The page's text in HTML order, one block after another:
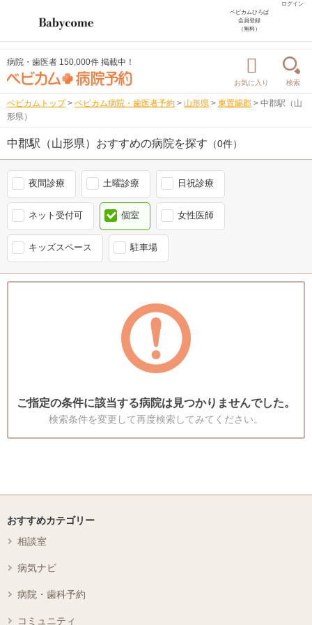
ログイン
ベビカムひろば
会員登録
（無料）
病院・歯医者 150,000件 掲載中！
お気に入り 検索
ベビカムトップ > ベビカム病院・歯医者予約 > 山形県 > 東置賜郡 > 中郡駅（山
形県）
中郡駅（山形県）おすすめの病院を探す （0件）
夜間診療 土曜診療 日祝診療
ネット受付可 個室 女性医師
キッズスペース 駐車場
ご指定の条件に該当する病院は見つかりませんでした。
検索条件を変更して再度検索してみてください。
おすすめカテゴリー
相談室
病気ナビ
病院・歯科予約
コミュニティ